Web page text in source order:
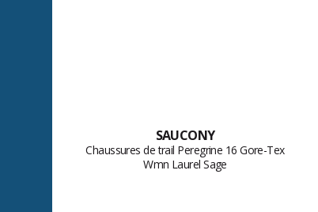
SAUCONY
Chaussures de trail Peregrine 16 Gore-Tex
Wmn Laurel Sage